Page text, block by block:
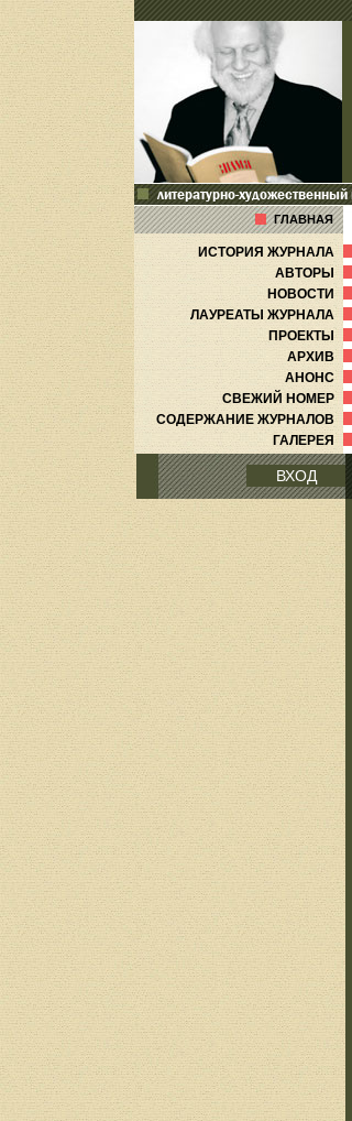
литературно-
ГЛАВНАЯ
ИСТОРИЯ ЖУРНАЛА
АВТОРЫ
НОВОСТИ
ЛАУРЕАТЫ ЖУРНАЛА
ПРОЕКТЫ
АРХИВ
АНОНС
СВЕЖИЙ НОМЕР
СОДЕРЖАНИЕ ЖУРНАЛОВ
ГАЛЕРЕЯ
ВХОД